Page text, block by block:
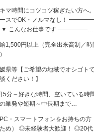
マ時間にコツコツ稼ぎたい方へ
ースでOK・ノルマなし！
こんなお仕事です ━━━━━…
1,500円以上（完全出来高制／
県等【ご希望の地域でオシゴト
ください！】
5分～好きな時間、空いている
単発や短期～中長期まで…
・スマートフォンをお持ちの
め） ◎未経験者大歓迎！ ◎20